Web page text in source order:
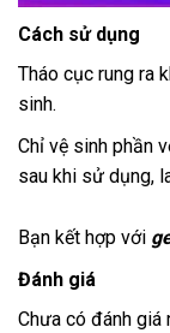
Cách sử dụng
Tháo cục rung ra
sinh.
Chỉ vệ sinh phần
sau khi sử dụng,
Bạn kết hợp với
Đánh giá
Chưa có đánh giá